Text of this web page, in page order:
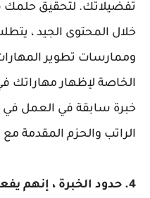
تفضيلاتك. لتحقيق
خلال المحتوى الجيد ،
وممارسات تطوير
الخاصة لإظهار مهاراتك
خبرة سابقة في العمل في
الراتب والحزم المقدمة
4. حدود الخبرة ، إنهم يفعلون عظيم.